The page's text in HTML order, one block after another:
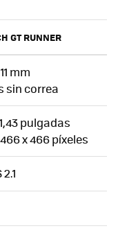
GT RUNNER
mm
sin correa
pulgadas
x 466 píxeles